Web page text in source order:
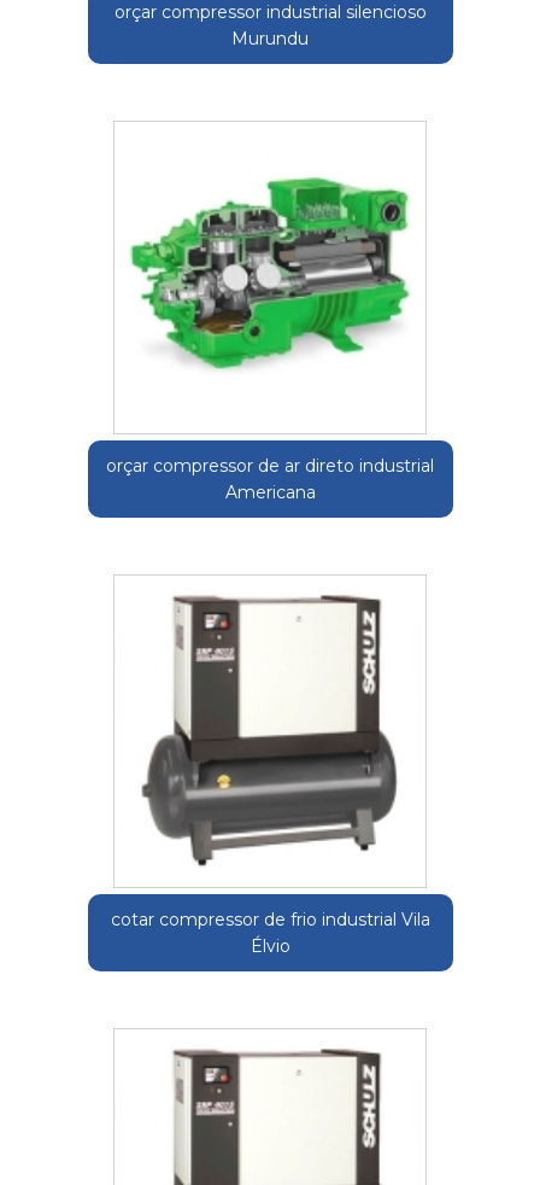
orçar compressor industrial silencioso
Murundu
orçar compressor de ar direto industrial
Americana
cotar compressor de frio industrial Vila
Élvio